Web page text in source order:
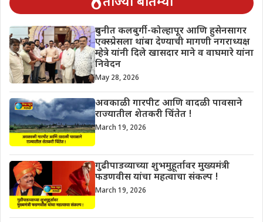
दुधनीत कलबुर्गी-कोल्हापूर आणि हुसेनसागर
एक्स्प्रेसला थांबा देण्याची मागणी नगराध्यक्ष
म्हेत्रे यांनी दिले खासदार माने व वाघमारे यांना
निवेदन
May 28, 2026
अवकाळी गारपीट आणि वादळी पावसाने
राज्यातील शेतकरी चिंतेत !
March 19, 2026
गुढीपाडव्याच्या शुभमुहूर्तावर मुख्यमंत्री
फडणवीस यांचा महत्वाचा संकल्प !
March 19, 2026